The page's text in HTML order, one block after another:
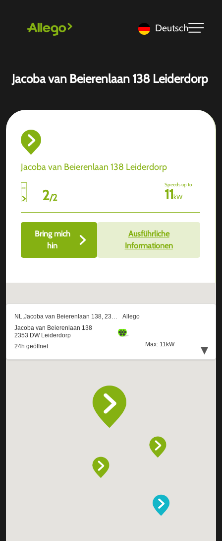
Deutsch
Jacoba van Beierenlaan 138 Leiderdorp
Jacoba van Beierenlaan 138 Leiderdorp
2/2
Speeds up to
11kW
Bring mich
hin
Ausführliche
Informationen